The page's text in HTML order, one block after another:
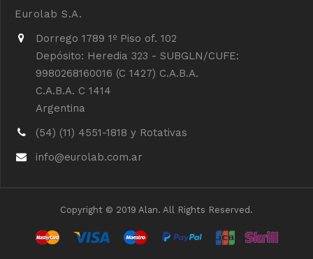
Eurolab S.A.
Dorrego 1789 1º Piso of. 102
Depósito: Heredia 323 - SUBGLN/CUFE:
9980268160016 (C 1427) C.A.B.A.
C.A.B.A. C 1414
Argentina
(54) (11) 4551-1818 y Rotativas
info@eurolab.com.ar
Copyright © 2019 Alan. All Rights Reserved.